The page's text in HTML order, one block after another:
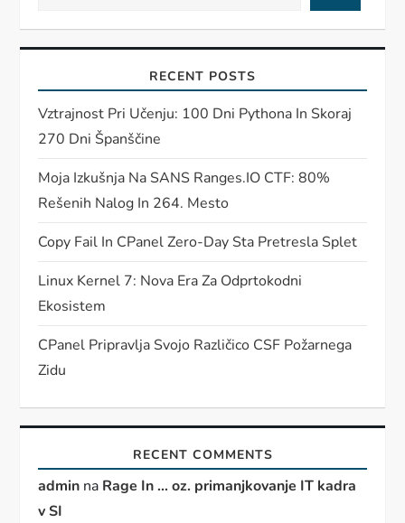
RECENT POSTS
Vztrajnost Pri Učenju: 100 Dni Pythona In Skoraj
270 Dni Španščine
Moja Izkušnja Na SANS Ranges.IO CTF: 80%
Rešenih Nalog In 264. Mesto
Copy Fail In CPanel Zero-Day Sta Pretresla Splet
Linux Kernel 7: Nova Era Za Odprtokodni
Ekosistem
CPanel Pripravlja Svojo Različico CSF Požarnega
Zidu
RECENT COMMENTS
admin na Rage In … oz. primanjkovanje IT kadra
v SI